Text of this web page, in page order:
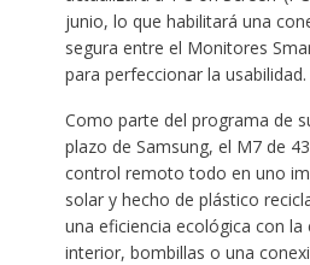
junio, lo que habilitará una
segura entre el Monitores
para perfeccionar la usabilidad.
Como parte del programa de
plazo de Samsung, el M7 de
control remoto todo en uno
solar y hecho de plástico
una eficiencia ecológica con la
interior, bombillas o una